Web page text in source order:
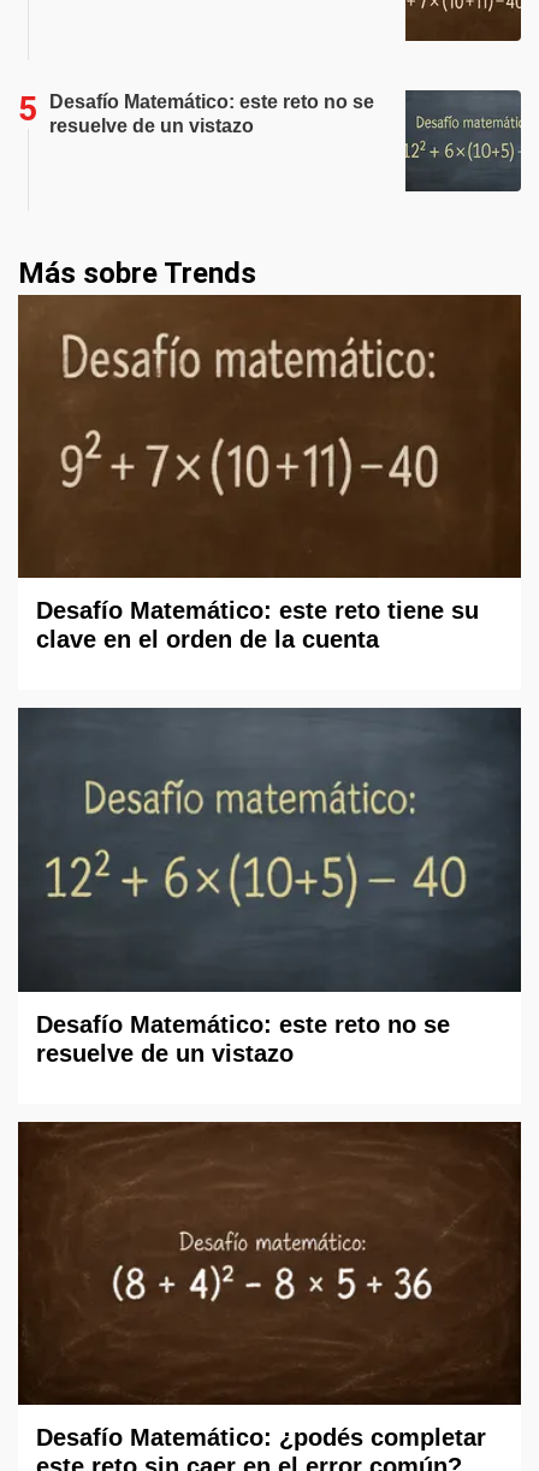
Desafío Matemático: este reto no se
resuelve de un vistazo
Más sobre Trends
Desafío Matemático: este reto tiene su
clave en el orden de la cuenta
Desafío Matemático: este reto no se
resuelve de un vistazo
Desafío Matemático: ¿podés completar